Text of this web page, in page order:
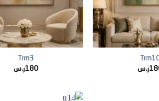
ر.س
Trm3
180ر.س